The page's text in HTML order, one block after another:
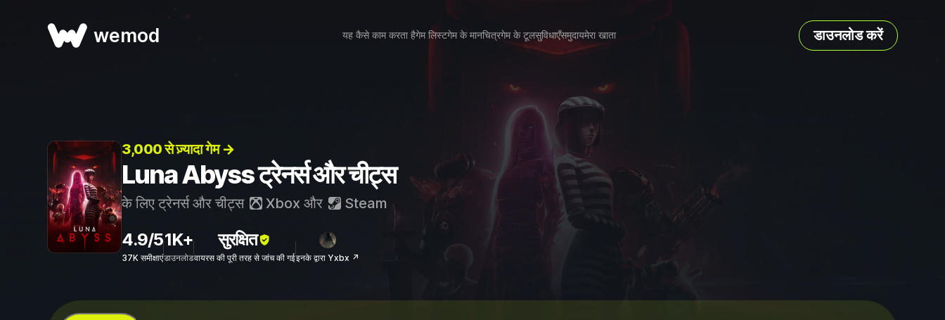
wemod यह कैसे काम करता हैगेम लिस्टगेम के मानचित्रगेम के टूलसुविधाएँसमुदायमेरा खाता डाउनलोड करें
3,000 से ज़्यादा गेम →
Luna Abyss ट्रेनर्स और चीट्स
के लिए ट्रेनर्स और चीट्स Xbox और Steam
4.9/5
37K समीक्षाएं
1K+
डाउनलोड
सुरक्षित
वायरस की पूरी तरह से जांच की गईइनके द्वारा Yxbx ↗